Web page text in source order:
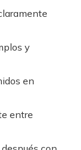
y
en
entre